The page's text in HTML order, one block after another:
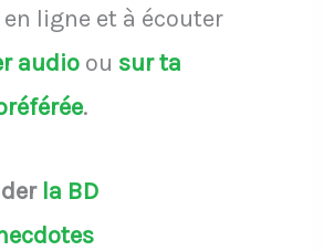
ligne et à écouter
audio ou sur ta
.
la BD